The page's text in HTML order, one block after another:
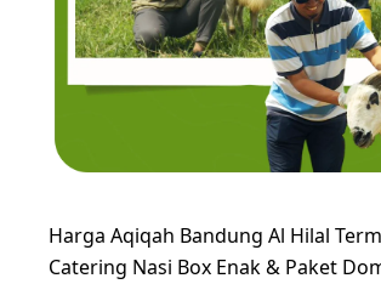
Harga Aqiqah Bandung Al Hilal
Catering Nasi Box Enak & Paket